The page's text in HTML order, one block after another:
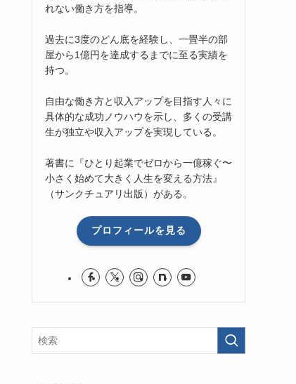
れない働き方を指導。
過去に3度のどん底を経験し、一畳半の部
屋から1億円を達成するまでに至る実績を
持つ。
自由な働き方と収入アップを目指す人々に
具体的な成功ノウハウを示し、多くの受講
生が独立や収入アップを実現している。
著書に『ひとり起業でゼロから一億稼ぐ〜
小さく始めて大きく人生を変える方法』
（サンクチュアリ出版）がある。
プロフィールを見る